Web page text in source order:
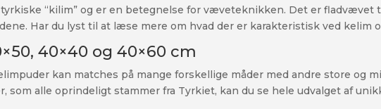
“kilim” og er en betegnelse for væveteknikken. Det er fladvævet
Har du lyst til at læse mere om hvad der er karakteristisk ved
40×40 og 40×60 cm
kan matches på mange forskellige måder med andre store og
som alle oprindeligt stammer fra Tyrkiet, kan du se hele udvalget af